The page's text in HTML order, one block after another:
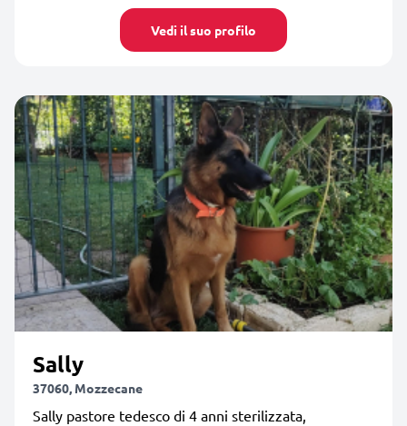
Vedi il suo profilo
Sally
37060, Mozzecane
Sally pastore tedesco di 4 anni sterilizzata,